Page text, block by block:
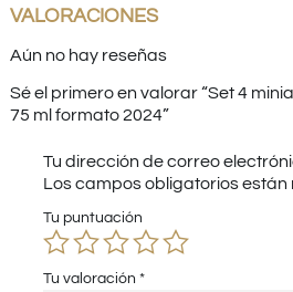
VALORACIONES
Aún no hay reseñas
Sé el primero en valorar “Set 4
75 ml formato 2024”
Tu dirección de correo
Los campos obligatorios
Tu puntuación
Tu valoración *